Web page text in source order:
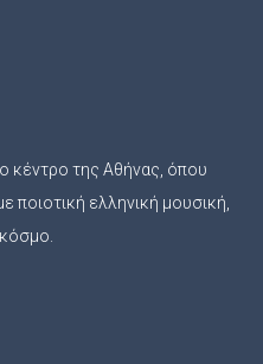
κέντρο της Αθήνας, όπου
ποιοτική ελληνική μουσική,